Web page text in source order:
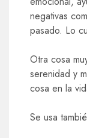
negativas
pasado. Lo
Otra cosa
serenidad y
cosa en la
Se usa